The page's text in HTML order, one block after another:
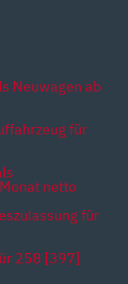
Neuwagen ab
für
netto
für
258 [397]